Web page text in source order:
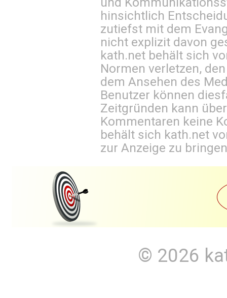
hinsichtlich
zutiefst mit dem
nicht explizit davon
kath.net behält sich
Normen verletzen,
dem Ansehen des
Benutzer können
Zeitgründen kann
Kommentaren keine
behält sich kath.net
zur Anzeige zu
© 2026